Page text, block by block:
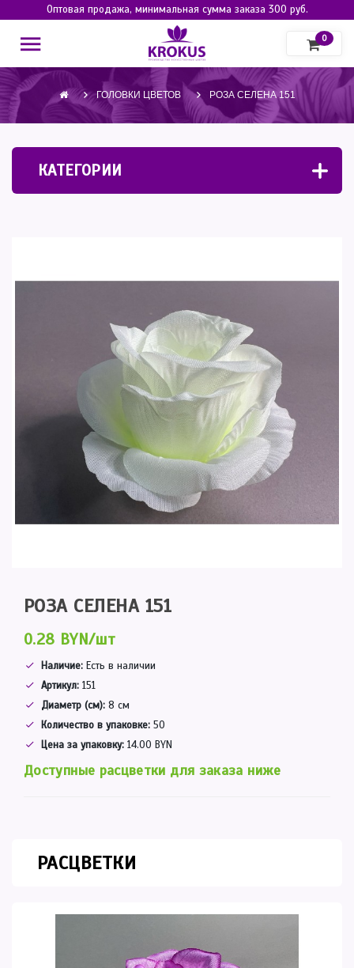
Оптовая продажа, минимальная сумма заказа 300 руб.
0
ГОЛОВКИ ЦВЕТОВ РОЗА СЕЛЕНА 151
КАТЕГОРИИ
РОЗА СЕЛЕНА 151
0.28 BYN/шт
Наличие:Есть в наличии
Артикул: 151
Диаметр (см):8 см
Количество в упаковке:50
Цена за упаковку: 14.00 BYN
Доступные расцветки для заказа ниже
РАСЦВЕТКИ